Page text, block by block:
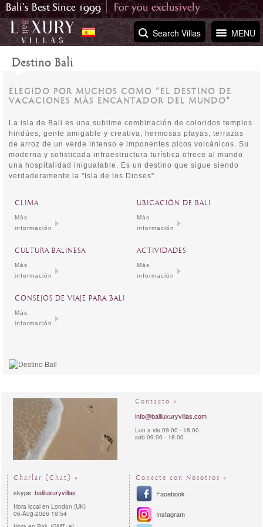
MENU
Search Villas
Destino Bali
ELEGIDO POR MUCHOS COMO "EL DESTINO DE
VACACIONES MÁS ENCANTADOR DEL MUNDO"
La isla de Bali es una sublime combinación de coloridos templos
hindúes, gente amigable y creativa, hermosas playas, terrazas
de arroz de un verde intenso e imponentes picos volcánicos. Su
moderna y sofisticada infraestructura turística ofrece al mundo
una hospitalidad inigualable. Es un destino que sigue siendo
verdaderamente la "Isla de los Dioses".
CLIMA UBICACIÓN DE BALI
Más
información
Más
información
CULTURA BALINESA ACTIVIDADES
Más
información
Más
información
CONSEJOS DE VIAJE PARA BALI
Más
información
Contacto »
info@baliluxuryvillas.com
Lun a vie 09:00 - 18:00
sáb 09:00 - 18:00
Charlar (Chat) »
skype: baliluxuryvillas
Hora local en London (UK)
06-Aug-2026 19:54
Conecte con Nosotros »
Facebook
Instagram